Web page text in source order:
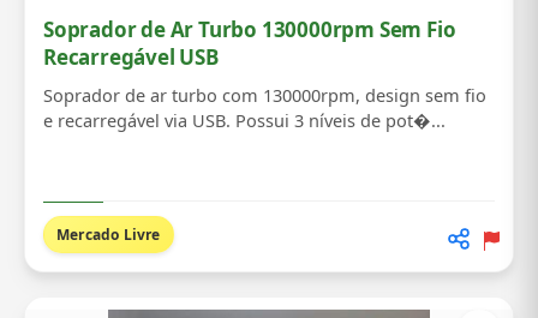
Soprador de Ar Turbo 130000rpm Sem Fio
Recarregável USB
Soprador de ar turbo com 130000rpm, design sem fio
e recarregável via USB. Possui 3 níveis de pot�...
Mercado Livre